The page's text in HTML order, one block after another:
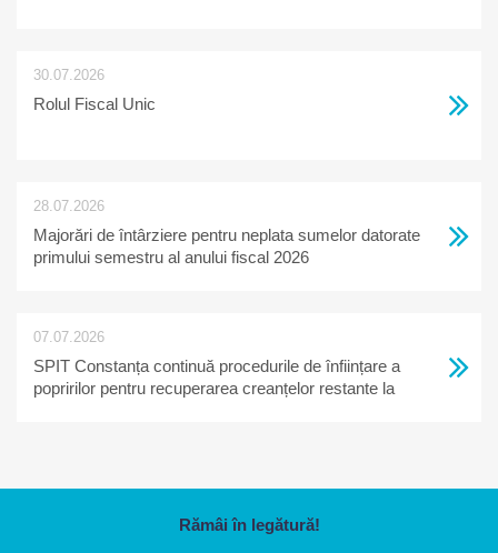
30.07.2026
Rolul Fiscal Unic
28.07.2026
Majorări de întârziere pentru neplata sumelor datorate
primului semestru al anului fiscal 2026
07.07.2026
SPIT Constanța continuă procedurile de înființare a
popririlor pentru recuperarea creanțelor restante la
Rămâi în legătură!